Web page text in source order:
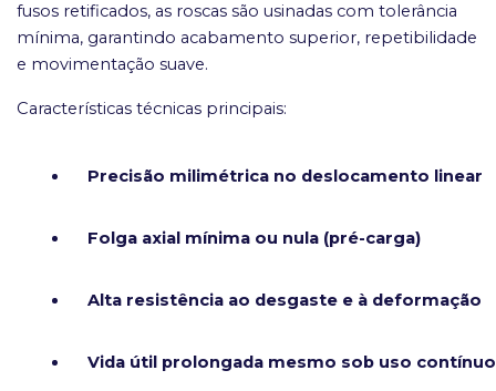
fusos retificados, as roscas são usinadas com tolerância
mínima, garantindo acabamento superior, repetibilidade
e movimentação suave.
Características técnicas principais:
Precisão milimétrica no deslocamento linear
Folga axial mínima ou nula (pré-carga)
Alta resistência ao desgaste e à deformação
Vida útil prolongada mesmo sob uso contínuo